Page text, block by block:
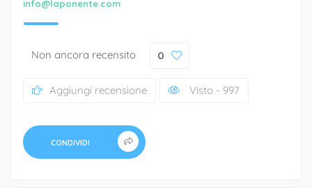
info@laponente.com
Non ancora recensito 0
Aggiungi recensione Visto - 997
CONDIVIDI